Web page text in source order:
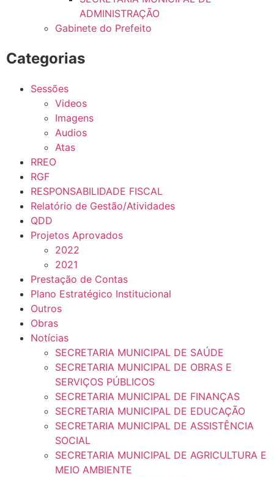
ADMINISTRAÇÃO
Gabinete do Prefeito
Categorias
Sessões
Videos
Imagens
Audios
Atas
RREO
RGF
RESPONSABILIDADE FISCAL
Relatório de Gestão/Atividades
QDD
Projetos Aprovados
2022
2021
Prestação de Contas
Plano Estratégico Institucional
Outros
Obras
Notícias
SECRETARIA MUNICIPAL DE SAÚDE
SECRETARIA MUNICIPAL DE OBRAS E
SERVIÇOS PÚBLICOS
SECRETARIA MUNICIPAL DE FINANÇAS
SECRETARIA MUNICIPAL DE EDUCAÇÃO
SECRETARIA MUNICIPAL DE ASSISTÊNCIA
SOCIAL
SECRETARIA MUNICIPAL DE AGRICULTURA E
MEIO AMBIENTE